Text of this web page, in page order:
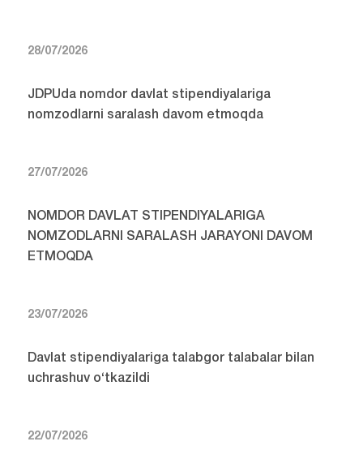
28/07/2026
JDPUda nomdor davlat stipendiyalariga
nomzodlarni saralash davom etmoqda
27/07/2026
NOMDOR DAVLAT STIPENDIYALARIGA
NOMZODLARNI SARALASH JARAYONI DAVOM
ETMOQDA
23/07/2026
Davlat stipendiyalariga talabgor talabalar bilan
uchrashuv o‘tkazildi
22/07/2026